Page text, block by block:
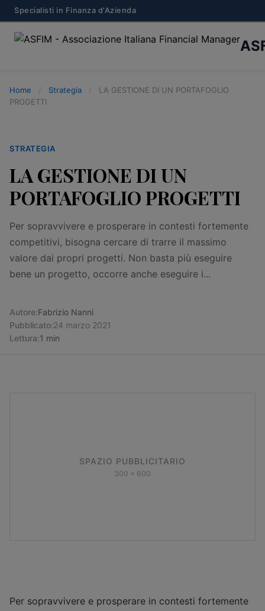
Specialisti in Finanza d'Azienda
Home / Strategia /
LA GESTIONE DI UN PORTAFOGLIO
PROGETTI
STRATEGIA
LA GESTIONE DI UN
PORTAFOGLIO PROGETTI
Per sopravvivere e prosperare in contesti fortemente
competitivi, bisogna cercare di trarre il massimo
valore dai propri progetti. Non basta più eseguire
bene un progetto, occorre anche eseguire i...
Autore:Fabrizio Nanni
Pubblicato:24 marzo 2021
Lettura:1 min
Per sopravvivere e prosperare in contesti fortemente
SPAZIO PUBBLICITARIO
300 x 600